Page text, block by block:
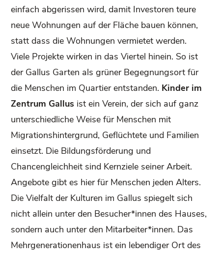
einfach abgerissen wird, damit Investoren teure
neue Wohnungen auf der Fläche bauen können,
statt dass die Wohnungen vermietet werden.
Viele Projekte wirken in das Viertel hinein. So ist
der Gallus Garten als grüner Begegnungsort für
die Menschen im Quartier entstanden. Kinder im
Zentrum Gallus ist ein Verein, der sich auf ganz
unterschiedliche Weise für Menschen mit
Migrationshintergrund, Geflüchtete und Familien
einsetzt. Die Bildungsförderung und
Chancengleichheit sind Kernziele seiner Arbeit.
Angebote gibt es hier für Menschen jeden Alters.
Die Vielfalt der Kulturen im Gallus spiegelt sich
nicht allein unter den Besucher*innen des Hauses,
sondern auch unter den Mitarbeiter*innen. Das
Mehrgenerationenhaus ist ein lebendiger Ort des